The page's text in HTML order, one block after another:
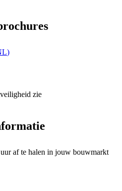
)
zie
af te halen in jouw bouwmarkt